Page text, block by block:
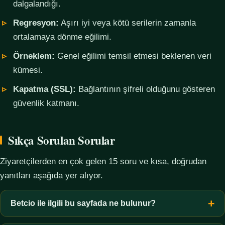
dalgalandığı.
Regresyon: Aşırı iyi veya kötü serilerin zamanla
ortalamaya dönme eğilimi.
Örneklem: Genel eğilimi temsil etmesi beklenen veri
kümesi.
Kapatma (SSL): Bağlantının şifreli olduğunu gösteren
güvenlik katmanı.
Sıkça Sorulan Sorular
Ziyaretçilerden en çok gelen 15 soru ve kısa, doğrudan
yanıtları aşağıda yer alıyor.
Betcio ile ilgili bu sayfada ne bulunur?
Bu sayfada yalnızca kavramsal bilgi, terim açıklamaları, veri